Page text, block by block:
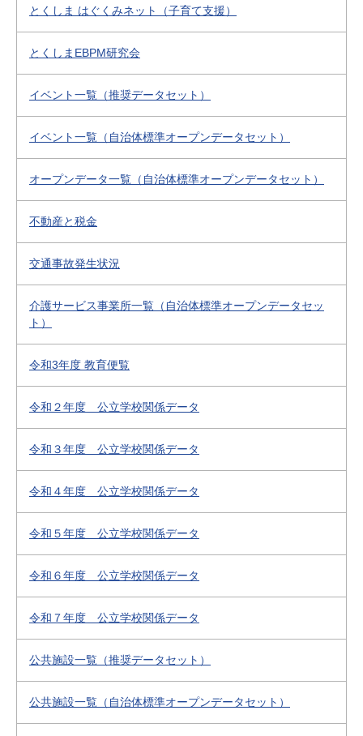
とくしま はぐくみネット（子育て支援）
とくしまEBPM研究会
イベント一覧（推奨データセット）
イベント一覧（自治体標準オープンデータセット）
オープンデータ一覧（自治体標準オープンデータセット）
不動産と税金
交通事故発生状況
介護サービス事業所一覧（自治体標準オープンデータセッ
ト）
令和3年度 教育便覧
令和２年度 公立学校関係データ
令和３年度 公立学校関係データ
令和４年度 公立学校関係データ
令和５年度 公立学校関係データ
令和６年度 公立学校関係データ
令和７年度 公立学校関係データ
公共施設一覧（推奨データセット）
公共施設一覧（自治体標準オープンデータセット）